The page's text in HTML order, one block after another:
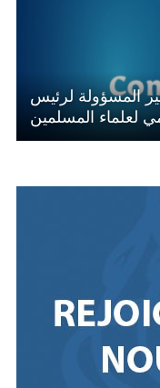
المسؤولة لرئيس
لعلماء المسلمين